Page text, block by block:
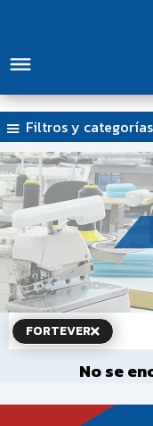
Filtros y categorías
FORTEVER
No se